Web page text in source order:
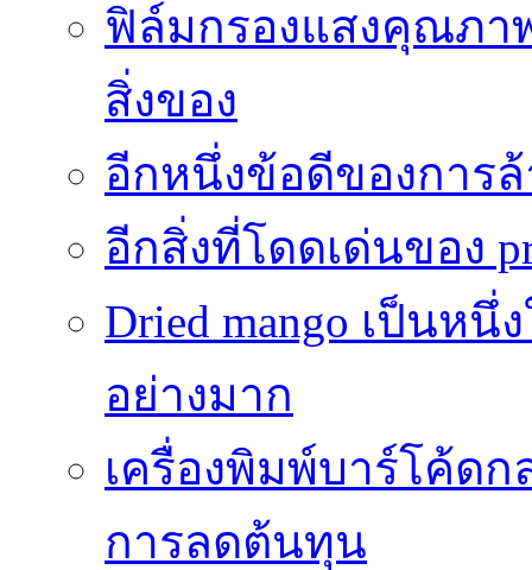
ฟิล์มกรองแสงคุณภา
สิ่งของ
อีกหนึ่งข้อดีของการ
อีกสิ่งที่โดดเด่นของ
Dried mango เป็นห
อย่างมาก
เครื่องพิมพ์บาร์โค้ด
การลดต้นทุน